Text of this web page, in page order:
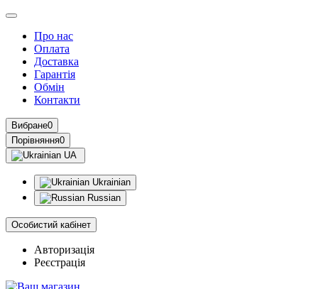
Про нас
Оплата
Доставка
Гарантія
Обмін
Контакти
Вибране0
Порівняння0
UA
Ukrainian
Russian
Особистий кабінет
Авторизація
Реєстрація